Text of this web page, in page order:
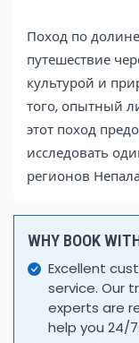
Поход по
путешествие
культурой и
того, опытный
этот поход
исследовать
регионов
WHY BOOK
Excellent
service. Our
experts are
help you 24/7.